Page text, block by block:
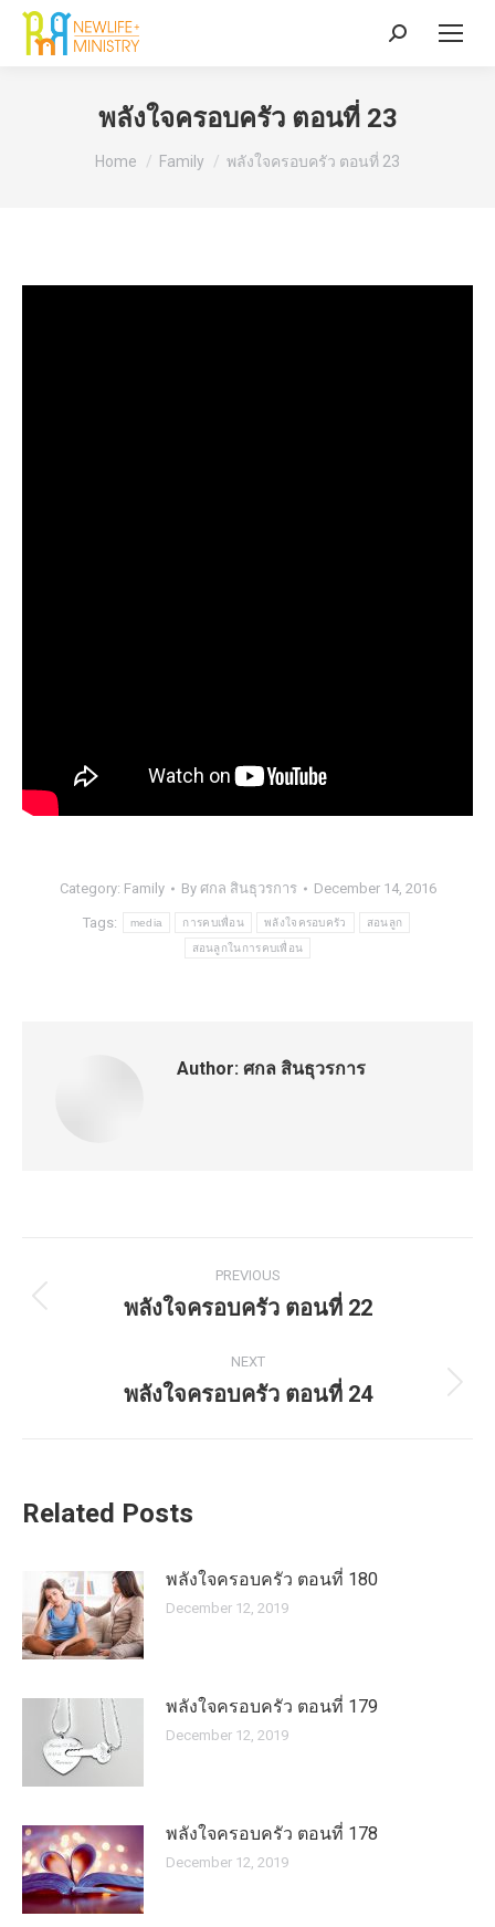
Search:
พลังใจครอบครัว ตอนที่ 23
You are here:
Home Family พลังใจครอบครัว ตอนที่ 23
Category: Family By ศกล สินธุวรการ December 14, 2016
Tags: media การคบเพื่อน พลังใจครอบครัว สอนลูก
สอนลูกในการคบเพื่อน
Author: ศกล สินธุวรการ
navigation
PREVIOUS
Previous
พลังใจครอบครัว ตอนที่ 22
NEXT
Next
พลังใจครอบครัว ตอนที่ 24
Related Posts
พลังใจครอบครัว ตอนที่ 180
December 12, 2019
พลังใจครอบครัว ตอนที่ 179
December 12, 2019
พลังใจครอบครัว ตอนที่ 178
December 12, 2019